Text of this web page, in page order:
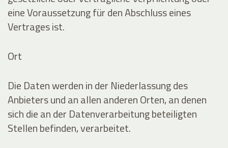
eine Voraussetzung für den Abschluss eines
Vertrages ist.
Ort
Die Daten werden in der Niederlassung des
Anbieters und an allen anderen Orten, an denen
sich die an der Datenverarbeitung beteiligten
Stellen befinden, verarbeitet.